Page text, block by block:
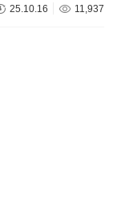
25.10.16 11,937